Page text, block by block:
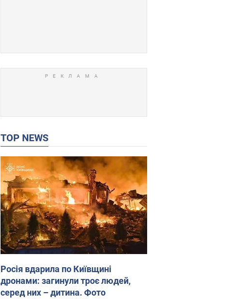
TOP NEWS
Росія вдарила по Київщині
дронами: загинули троє людей,
серед них – дитина. Фото